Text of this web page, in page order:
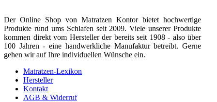
Der Online Shop von Matratzen Kontor bietet hochwertige
Produkte rund ums Schlafen seit 2009. Viele unserer Produkte
kommen direkt vom Hersteller der bereits seit 1908 - also über
100 Jahren - eine handwerkliche Manufaktur betreibt. Gerne
gehen wir auf Ihre individuellen Wünsche ein.
Matratzen-Lexikon
Hersteller
Kontakt
AGB & Widerruf